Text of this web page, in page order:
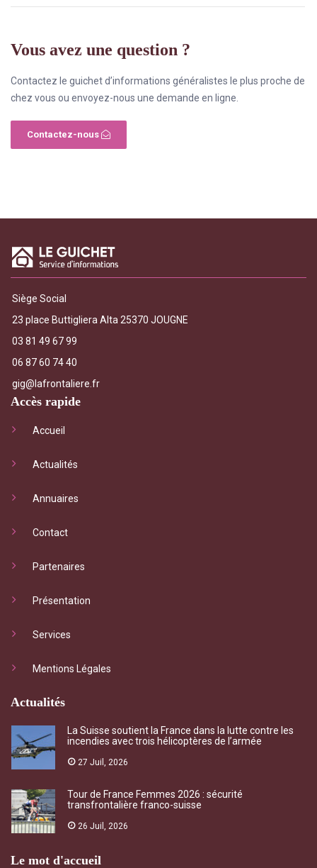
Vous avez une question ?
Contactez le guichet d’informations généralistes le plus proche de
chez vous ou envoyez-nous une demande en ligne.
Contactez-nous
Siège Social
23 place Buttigliera Alta 25370 JOUGNE
03 81 49 67 99
06 87 60 74 40
gig@lafrontaliere.fr
Accès rapide
Accueil
Actualités
Annuaires
Contact
Partenaires
Présentation
Services
Mentions Légales
Actualités
La Suisse soutient la France dans la lutte contre les
incendies avec trois hélicoptères de l’armée
27 Juil, 2026
Tour de France Femmes 2026 : sécurité
transfrontalière franco-suisse
26 Juil, 2026
Le mot d'accueil